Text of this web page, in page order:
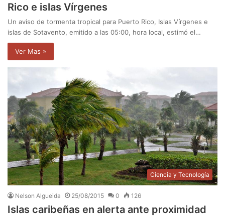
Rico e islas Vírgenes
Un aviso de tormenta tropical para Puerto Rico, Islas Vírgenes e
islas de Sotavento, emitido a las 05:00, hora local, estimó el…
Ver Mas »
Ciencia y Tecnología
Nelson Algueida 25/08/2015 0 126
Islas caribeñas en alerta ante proximidad